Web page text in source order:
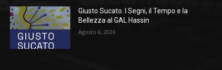
Giusto Sucato. I Segni, il Tempo e la
Bellezza al GAL Hassin
Agosto 6, 2026